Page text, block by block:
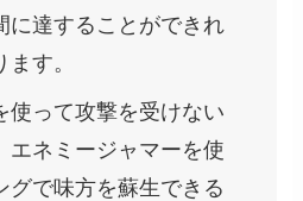
に達することができれ
す。
使って攻撃を受けない
エネミージャマーを使
グで味方を蘇生できる